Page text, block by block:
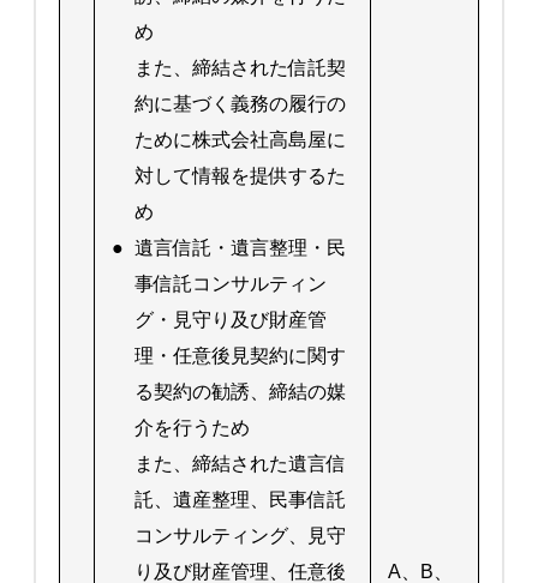
め
また、締結された信託契
約に基づく義務の履行の
ために株式会社高島屋に
対して情報を提供するた
め
● 遺言信託・遺言整理・民
事信託コンサルティン
グ・見守り及び財産管
理・任意後見契約に関す
る契約の勧誘、締結の媒
介を行うため
また、締結された遺言信
託、遺産整理、民事信託
コンサルティング、見守
り及び財産管理、任意後
A、B、